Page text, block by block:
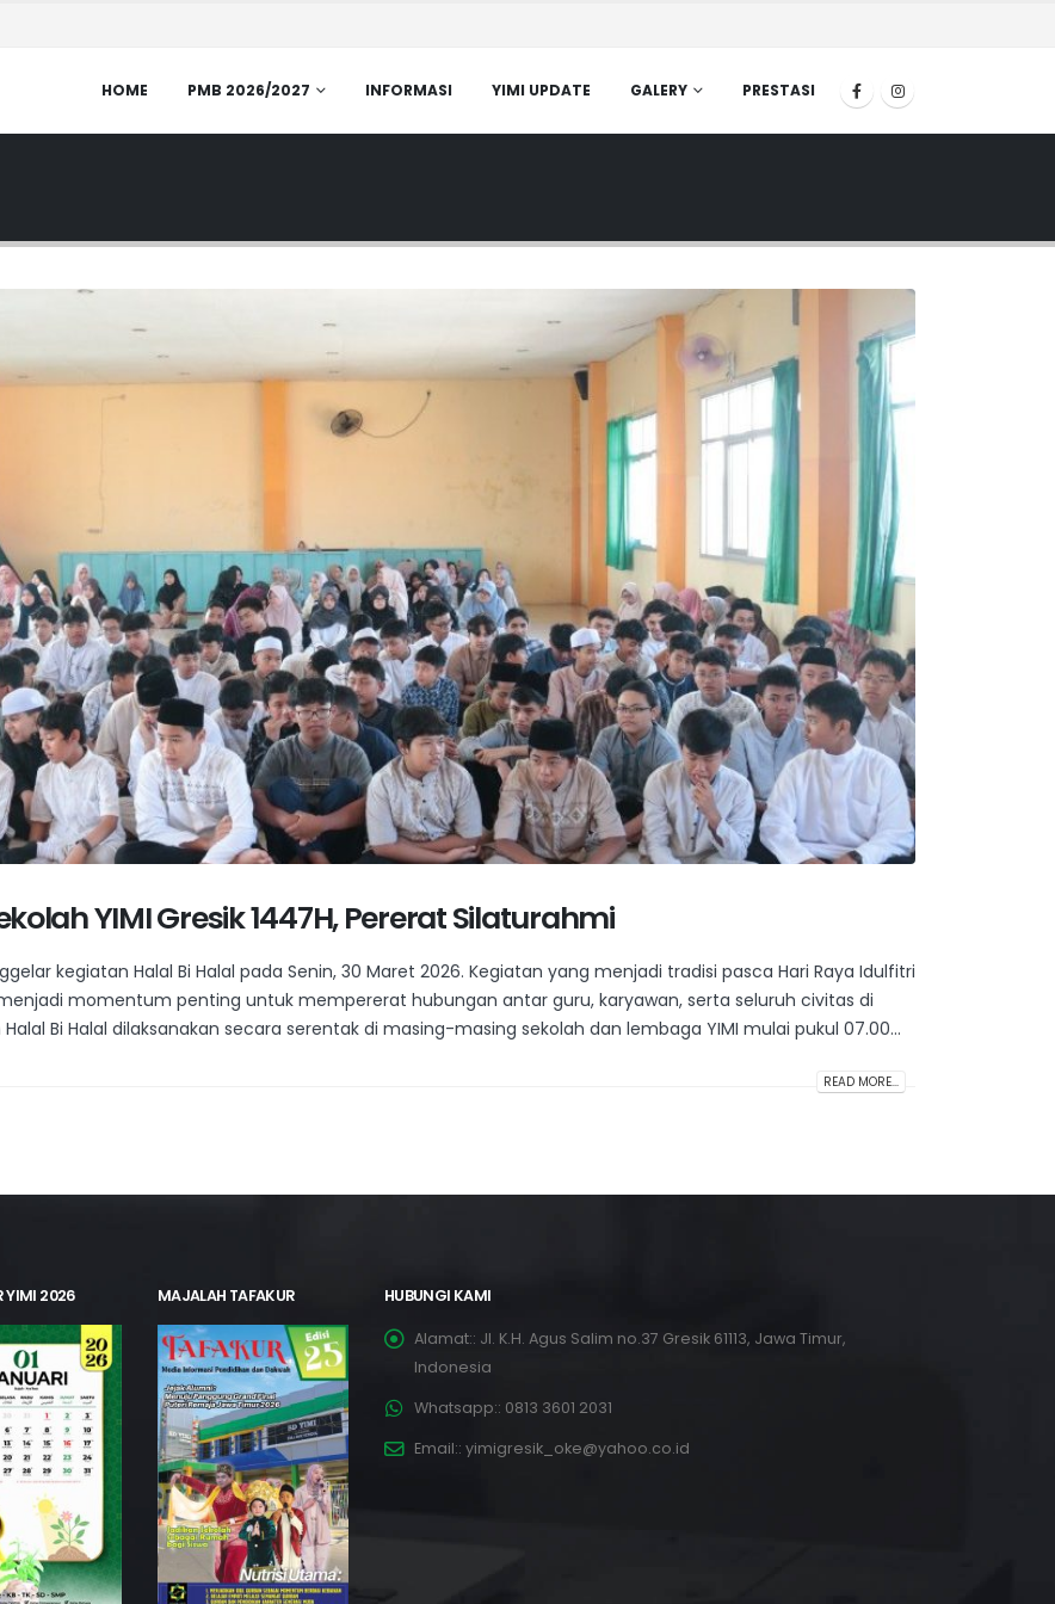
HOME PMB 2026/2027 INFORMASI YIMI UPDATE GALERY PRESTASI
YIMI Gresik 1447H, Pererat Silaturahmi
kegiatan Halal Bi Halal pada Senin, 30 Maret 2026. Kegiatan yang menjadi tradisi pasca Hari Raya Idulfitri
momentum penting untuk mempererat hubungan antar guru, karyawan, serta seluruh civitas di
Bi Halal dilaksanakan secara serentak di masing-masing sekolah dan lembaga YIMI mulai pukul 07.00...
READ MORE...
YIMI 2026 MAJALAH TAFAKUR HUBUNGI KAMI
Alamat:: Jl. K.H. Agus Salim no.37 Gresik 61113, Jawa Timur,
Indonesia
Whatsapp:: 0813 3601 2031
Email:: yimigresik_oke@yahoo.co.id